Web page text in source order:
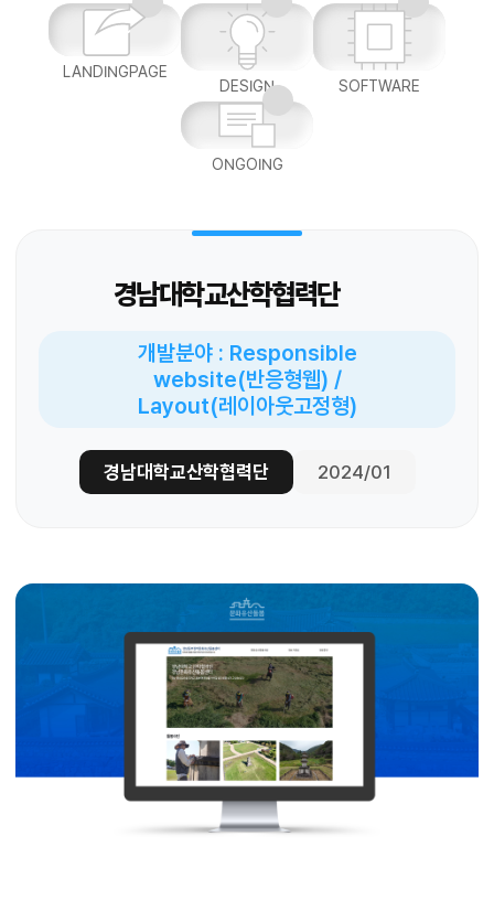
LANDINGPAGE
DESIGN
SOFTWARE
ONGOING
경남대학교산학협력단
개발분야 : Responsible
website(반응형웹) /
Layout(레이아웃고정형)
경남대학교산학협력단 2024/01